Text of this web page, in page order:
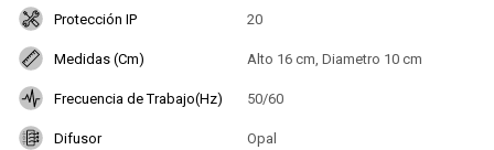
Protección IP 20
Medidas (Cm) Alto 16 cm, Diametro 10 cm
Frecuencia de Trabajo(Hz) 50/60
Difusor Opal